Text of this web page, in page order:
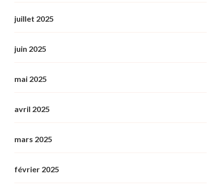
juillet 2025
juin 2025
mai 2025
avril 2025
mars 2025
février 2025